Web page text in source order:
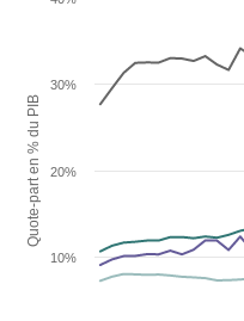
Quote-part en % du PIB
10%
20%
30%